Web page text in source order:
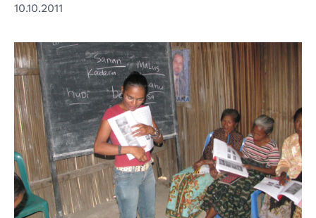
10.10.2011
© © UNESCO